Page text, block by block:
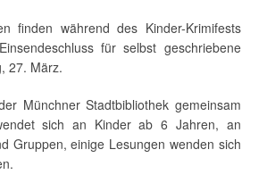
finden während des Kinder-Krimifests
für selbst geschriebene
27. März.
Münchner Stadtbibliothek gemeinsam
sich an Kinder ab 6 Jahren, an
Gruppen, einige Lesungen wenden sich